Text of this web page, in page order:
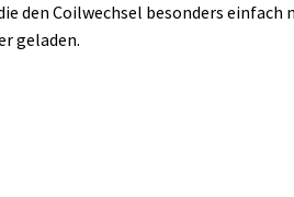
den Coilwechsel besonders einfach
geladen.